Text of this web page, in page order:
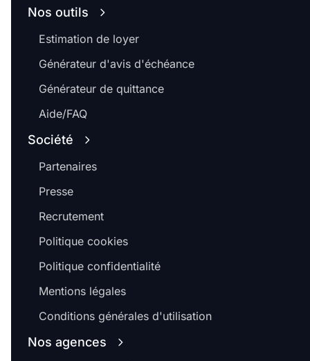
Nos outils
Estimation de loyer
Générateur d'avis d'échéance
Générateur de quittance
Aide/FAQ
Société
Partenaires
Presse
Recrutement
Politique cookies
Politique confidentialité
Mentions légales
Conditions générales d'utilisation
Nos agences